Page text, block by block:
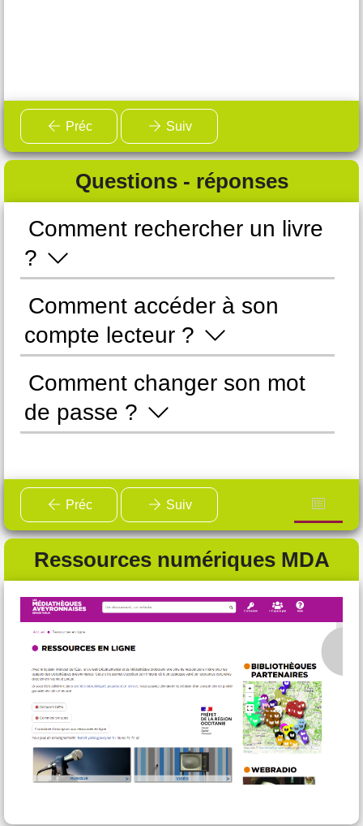
Préc Suiv
Questions - réponses
Comment rechercher un livre
?
Comment accéder à son
compte lecteur ?
Comment changer son mot
de passe ?
Préc Suiv
Ressources numériques MDA